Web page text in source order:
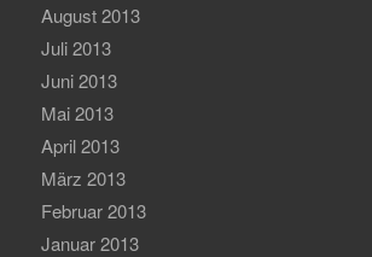
August 2013
Juli 2013
Juni 2013
Mai 2013
April 2013
März 2013
Februar 2013
Januar 2013